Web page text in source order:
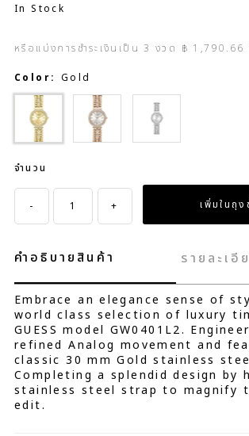
In Stock
หรือแบ่งการชำระเงินเป็น3 งวด ฿ 1,790.66
Color: Gold
Gold Silver
จำนวน
- +
คำอธิบายสินค้า รายละเอี
Embrace an elegance sense of
world class selection of luxury
GUESS model GW0401L2.
refined Analog movement and
classic 30 mm Gold stainless
Completing a splendid design by
stainless steel strap to magnify
edit.